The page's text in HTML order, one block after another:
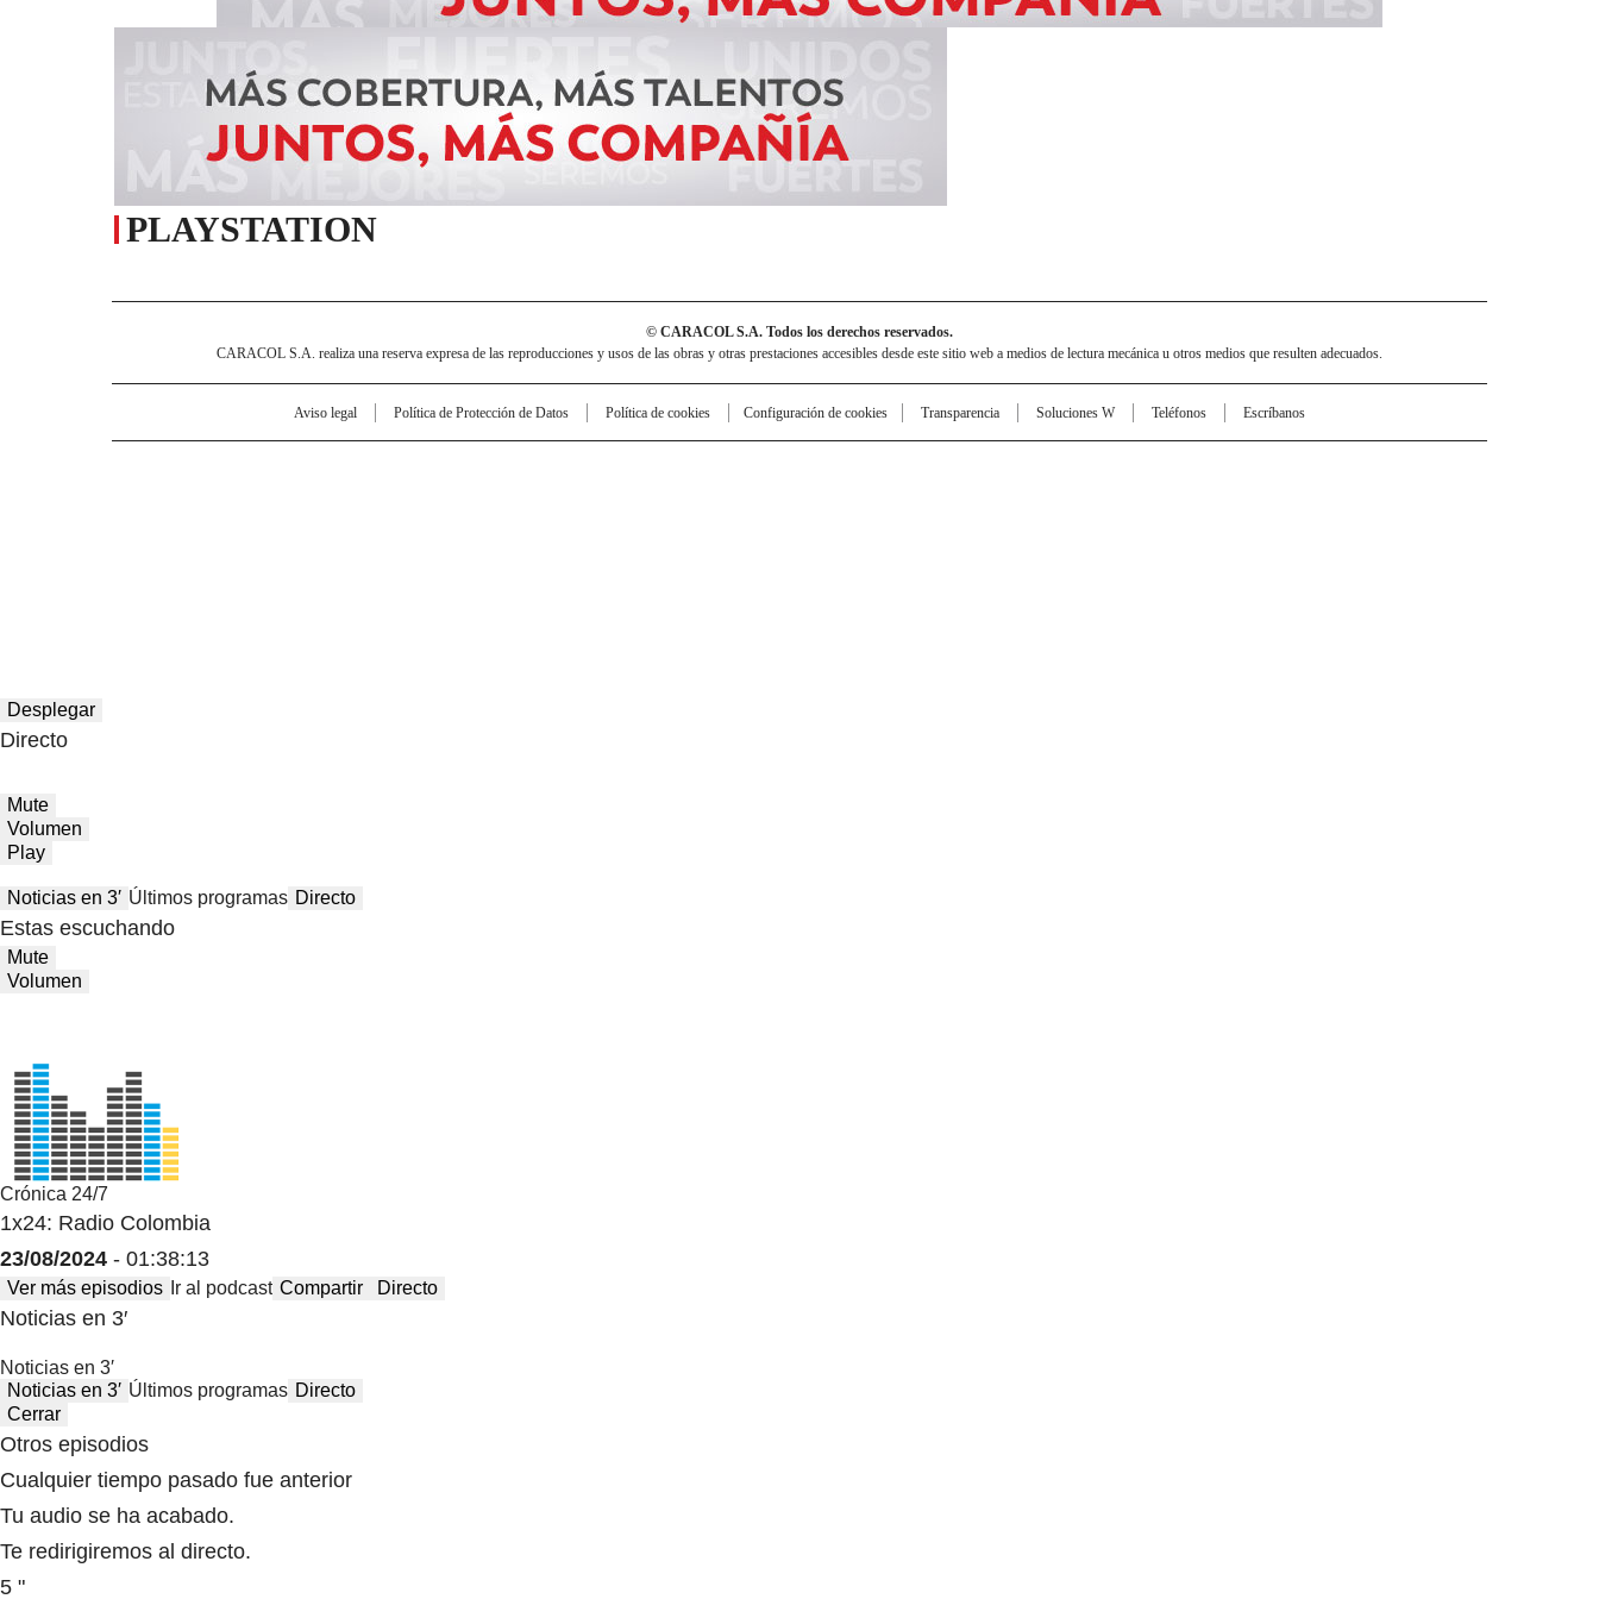
PLAYSTATION
© CARACOL S.A. Todos los derechos reservados.
CARACOL S.A. realiza una reserva expresa de las reproducciones y usos de las obras y otras prestaciones accesibles desde este sitio web a medios de lectura mecánica u otros medios que resulten adecuados.
Aviso legal Política de Protección de Datos Política de cookies Configuración de cookies Transparencia Soluciones W Teléfonos Escríbanos
Desplegar
Directo
Mute
Volumen
Play
Noticias en 3′ Últimos programas Directo
Estas escuchando
Mute
Volumen
Crónica 24/7
1x24: Radio Colombia
23/08/2024 - 01:38:13
Ver más episodios Ir al podcast Compartir Directo
Noticias en 3′
Noticias en 3′
Noticias en 3′ Últimos programas Directo
Cerrar
Otros episodios
Cualquier tiempo pasado fue anterior
Tu audio se ha acabado.
Te redirigiremos al directo.
5 "